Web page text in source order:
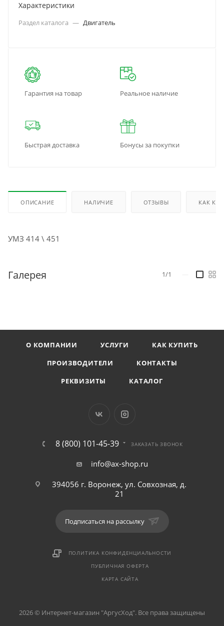
Характеристики
Раздел каталога — Двигатель
Гарантия на товар Реальное наличие
Быстрая доставка Бонусы за покупки
ОПИСАНИЕ НАЛИЧИЕ ОТЗЫВЫ КАК
УМЗ 414 \ 451
Галерея 1/1
О КОМПАНИИ УСЛУГИ
КАК КУПИТЬ
ПРОИЗВОДИТЕЛИ
КОНТАКТЫ
РЕКВИЗИТЫ
КАТАЛОГ
8 (800) 101-45-39 ЗАКАЗАТЬ ЗВОНОК
info@ax-shop.ru
394056 г. Воронеж, ул. Совхозная, д.
21
Подписаться на рассылку
ПОЛИТИКА КОНФИДЕНЦИАЛЬНОСТИ
ПУБЛИЧНАЯ ОФЕРТА
КАРТА САЙТА
2026 © Интернет-магазин "АргусХод". Все права защищены